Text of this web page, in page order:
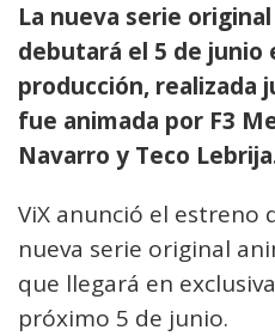
La nueva serie
debutará el 5 de junio
producción, realizada
fue animada por F3
Navarro y Teco
ViX anunció el estreno
nueva serie original
que llegará en
próximo 5 de junio.